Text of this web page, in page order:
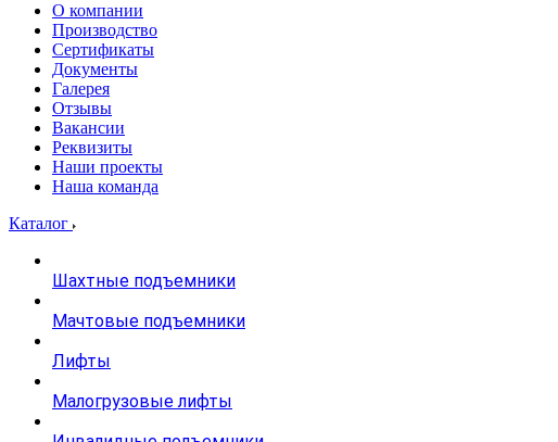
О компании
Производство
Сертификаты
Документы
Галерея
Отзывы
Вакансии
Реквизиты
Наши проекты
Наша команда
Каталог
Шахтные подъемники
Мачтовые подъемники
Лифты
Малогрузовые лифты